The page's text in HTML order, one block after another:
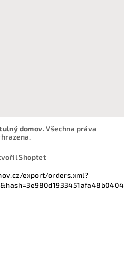
domov. Všechna práva
Shoptet
export/orders.xml?